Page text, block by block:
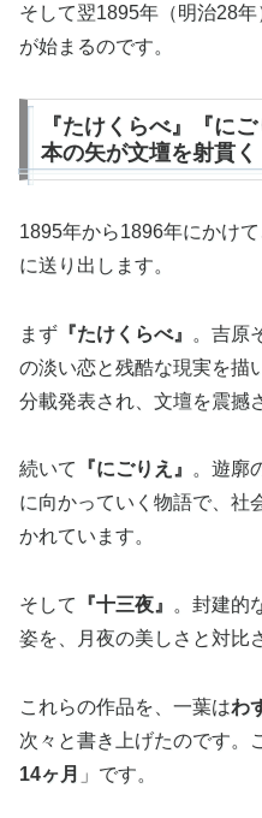
そして翌1895年（明治28
が始まるのです。
『たけくらべ』『に
本の矢が文壇を射貫く
1895年から1896年にかけ
に送り出します。
まず 『たけくらべ』
。吉原
の淡い恋と残酷な現実を描
分載発表され、文壇を震撼
続いて 『にごりえ』
。遊廓
に向かっていく物語で、社
かれています。
そして 『十三夜』
。封建的
姿を、月夜の美しさと対比
これらの作品を、一葉はわ
次々と書き上げたのです。
14ヶ月 」です。